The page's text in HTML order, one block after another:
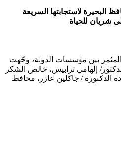
البحيرة لاستجابتها السريعة
شريان للحياة
بين مؤسسات الدولة، وجّهت
إلهامي ترابيس، خالص الشكر
الدكتورة / جاكلين عازر، محافظ